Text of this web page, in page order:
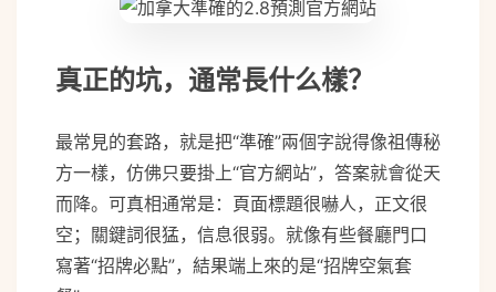
真正的坑，通常長什么樣？
最常見的套路，就是把“準確”兩個字說得像祖傳秘
方一樣，仿佛只要掛上“官方網站”，答案就會從天
而降。可真相通常是：頁面標題很嚇人，正文很
空；關鍵詞很猛，信息很弱。就像有些餐廳門口
寫著“招牌必點”，結果端上來的是“招牌空氣套